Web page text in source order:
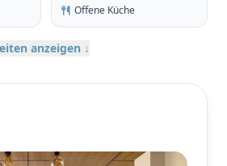
m2 groß und bietet einen
im Freien und zum
von reichhaltigen
und stilvollen Möbeln, die
des Hauses perfekt zum
Offene Küche
anzeigen ↓